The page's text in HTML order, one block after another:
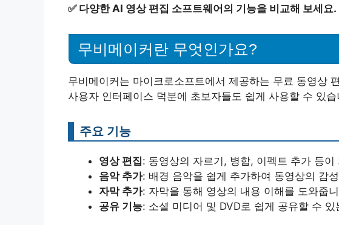
✅ 다양한 AI 영상 편집 소프트웨어의 기능을 비교해 보세요.
무비메이커란 무엇인가요?
무비메이커는 마이크로소프트에서 제공하는 무료 동영상
사용자 인터페이스 덕분에 초보자들도 쉽게 사용할 수 있습
주요 기능
영상 편집: 동영상의 자르기, 병합, 이펙트 추가 등이
음악 추가: 배경 음악을 쉽게 추가하여 동영상의 감
자막 추가: 자막을 통해 영상의 내용 이해를 도와줍
공유 기능: 소셜 미디어 및 DVD로 쉽게 공유할 수